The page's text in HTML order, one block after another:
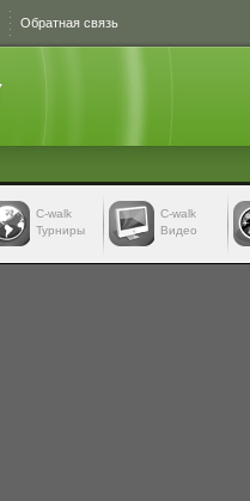
Обратная связь
С-walk
Турниры
С-walk
Видео